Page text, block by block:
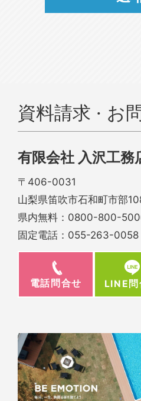
資料請求 · お
有限会社 入沢工務
〒406-0031
山梨県笛吹市石和町市部
県内無料： 0800-800-
固定電話： 055-263-0058
電話問合せ LINE問